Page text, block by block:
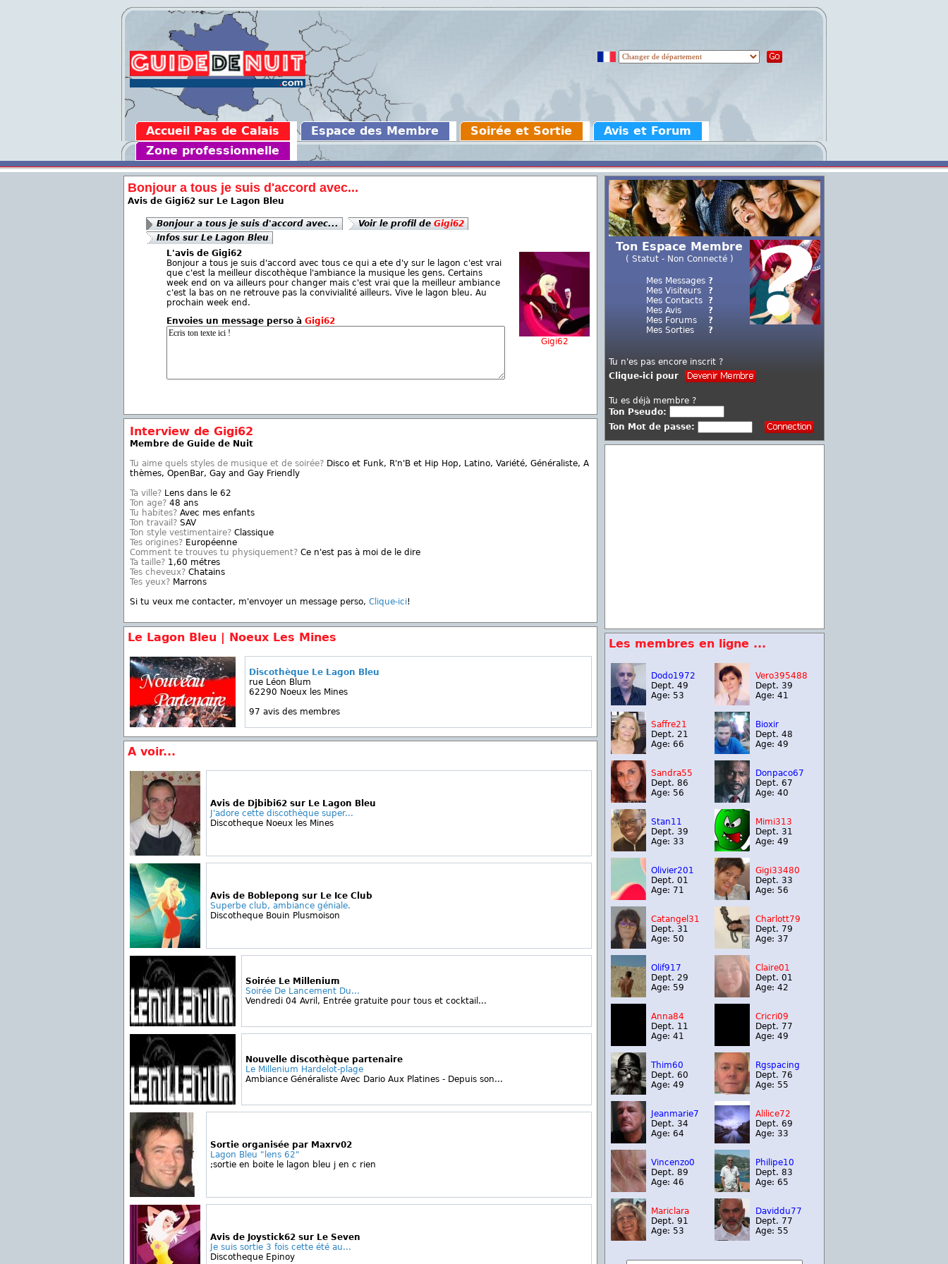
Accueil Pas de Calais Espace des Membre Soirée et Sortie
Avis et Forum
Zone professionnelle
Bonjour a tous je suis d'accord avec...
Avis de Gigi62 sur Le Lagon Bleu
Bonjour a tous je suis d'accord avec... Voir le profil de Gigi62
Infos sur Le Lagon Bleu
Gigi62
L'avis de Gigi62
Bonjour a tous je suis d'accord avec tous ce qui a ete d'y sur le lagon c'est vrai
que c'est la meilleur discothèque l'ambiance la musique les gens. Certains
week end on va ailleurs pour changer mais c'est vrai que la meilleur ambiance
c'est la bas on ne retrouve pas la convivialité ailleurs. Vive le lagon bleu. Au
prochain week end.
Envoies un message perso à Gigi62
Interview de Gigi62
Membre de Guide de Nuit
Tu aime quels styles de musique et de soirée? Disco et Funk, R'n'B et Hip Hop, Latino, Variété, Généraliste, A
thèmes, OpenBar, Gay and Gay Friendly
Ta ville? Lens dans le 62
Ton age? 48 ans
Tu habites? Avec mes enfants
Ton travail? SAV
Ton style vestimentaire? Classique
Tes origines? Européenne
Comment te trouves tu physiquement? Ce n'est pas à moi de le dire
Ta taille? 1,60 métres
Tes cheveux? Chatains
Tes yeux? Marrons
Si tu veux me contacter, m'envoyer un message perso, Clique-ici!
Le Lagon Bleu | Noeux Les Mines
Discothèque Le Lagon Bleu
rue Léon Blum
62290 Noeux les Mines
97 avis des membres
A voir...
Avis de Djbibi62 sur Le Lagon Bleu
J'adore cette discothèque super...
Discotheque Noeux les Mines
Avis de Boblepong sur Le Ice Club
Superbe club, ambiance géniale.
Discotheque Bouin Plusmoison
Soirée Le Millenium
Soirée De Lancement Du...
Vendredi 04 Avril, Entrée gratuite pour tous et cocktail...
Nouvelle discothèque partenaire
Le Millenium Hardelot-plage
Ambiance Généraliste Avec Dario Aux Platines - Depuis son...
Sortie organisée par Maxrv02
Lagon Bleu "lens 62"
;sortie en boite le lagon bleu j en c rien
Avis de Joystick62 sur Le Seven
Je suis sortie 3 fois cette été au...
Discotheque Epinoy
Ton Espace Membre
( Statut - Non Connecté )
Mes Messages
Mes Visiteurs
Mes Contacts
Mes Avis
Mes Forums
Mes Sorties
?
?
?
?
?
?
Tu n'es pas encore inscrit ?
Clique-ici pour
Tu es déjà membre ?
Ton Pseudo:
Ton Mot de passe:
Les membres en ligne ...
Dodo1972
Dept. 49
Age: 53
Vero395488
Dept. 39
Age: 41
Saffre21
Dept. 21
Age: 66
Bioxir
Dept. 48
Age: 49
Sandra55
Dept. 86
Age: 56
Donpaco67
Dept. 67
Age: 40
Stan11
Dept. 39
Age: 33
Mimi313
Dept. 31
Age: 49
Olivier201
Dept. 01
Age: 71
Gigi33480
Dept. 33
Age: 56
Catangel31
Dept. 31
Age: 50
Charlott79
Dept. 79
Age: 37
Olif917
Dept. 29
Age: 59
Claire01
Dept. 01
Age: 42
Anna84
Dept. 11
Age: 41
Cricri09
Dept. 77
Age: 49
Thim60
Dept. 60
Age: 49
Rgspacing
Dept. 76
Age: 55
Jeanmarie7
Dept. 34
Age: 64
Alilice72
Dept. 69
Age: 33
Vincenzo0
Dept. 89
Age: 46
Philipe10
Dept. 83
Age: 65
Mariclara
Dept. 91
Age: 53
Daviddu77
Dept. 77
Age: 55